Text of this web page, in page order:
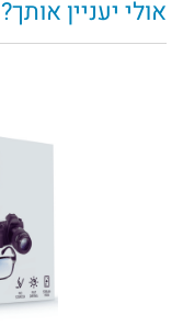
אולי יעניין אותך?